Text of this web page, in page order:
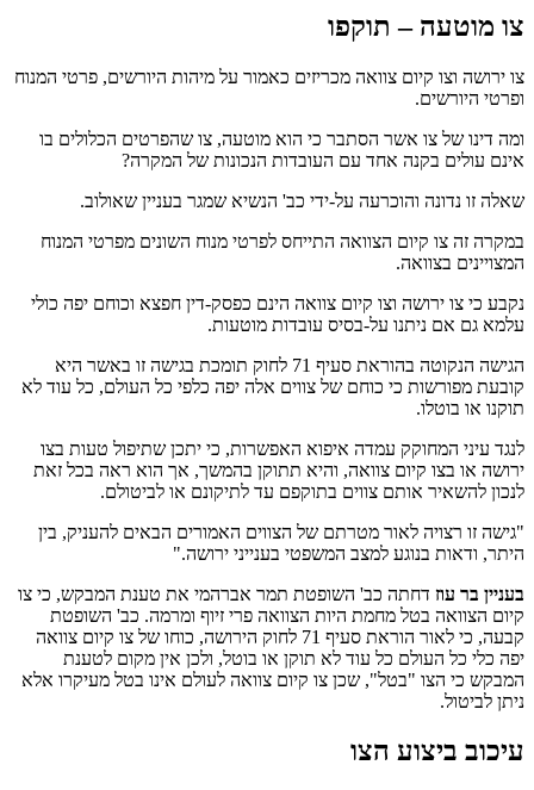
צו מוטעה – תוקפו
צו ירושה וצו קיום צוואה מכריזים כאמור על מיהות היורשים, פרטי המנוח
ופרטי היורשים.
ומה דינו של צו אשר הסתבר כי הוא מוטעה, צו שהפרטים הכלולים בו
אינם עולים בקנה אחד עם העובדות הנכונות של המקרה?
שאלה זו נדונה והוכרעה על-ידי כב' הנשיא שמגר בעניין שאולוב.
במקרה זה צו קיום הצוואה התייחס לפרטי מנוח השונים מפרטי המנוח
המצויינים בצוואה.
נקבע כי צו ירושה וצו קיום צוואה הינם כפסק-דין חפצא וכוחם יפה כולי
עלמא גם אם ניתנו על-בסיס עובדות מוטעות.
הגישה הנקוטה בהוראת סעיף 71 לחוק תומכת בגישה זו באשר היא
קובעת מפורשות כי כוחם של צווים אלה יפה כלפי כל העולם, כל עוד לא
תוקנו או בוטלו.
לנגד עיני המחוקק עמדה איפוא האפשרות, כי יתכן שתיפול טעות בצו
ירושה או בצו קיום צוואה, והיא תתוקן בהמשך, אך הוא ראה בכל זאת
לנכון להשאיר אותם צווים בתוקפם עד לתיקונם או לביטולם.
"גישה זו רצויה לאור מטרתם של הצווים האמורים הבאים להעניק, בין
היתר, ודאות בנוגע למצב המשפטי בענייני ירושה."
בעניין בר עוז דחתה כב' השופטת תמר אברהמי את טענת המבקש, כי צו
קיום הצוואה בטל מחמת היות הצוואה פרי זיוף ומרמה. כב' השופטת
קבעה, כי לאור הוראת סעיף 71 לחוק הירושה, כוחו של צו קיום צוואה
יפה כלי כל העולם כל עוד לא תוקן או בוטל, ולכן אין מקום לטענת
המבקש כי הצו "בטל", שכן צו קיום צוואה לעולם אינו בטל מעיקרו אלא
ניתן לביטול.
עיכוב ביצוע הצו